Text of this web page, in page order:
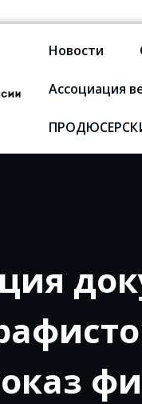
Союз
Новости
Ассоциация